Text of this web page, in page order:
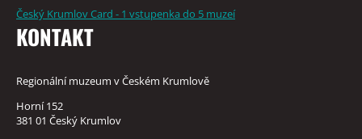
Český Krumlov Card - 1 vstupenka do 5 muzeí
KONTAKT
Regionální muzeum v Českém Krumlově
Horní 152
381 01 Český Krumlov